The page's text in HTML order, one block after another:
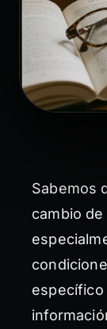
Sabemos
cambio
específico